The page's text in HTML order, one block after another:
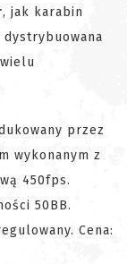
, jak karabin
dystrybuowana
przez
wykonanym z
450fps.
50BB.
Cena: